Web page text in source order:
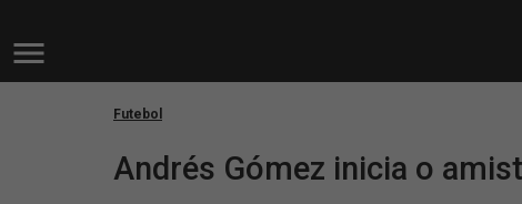
Futebol
Andrés Gómez inicia o